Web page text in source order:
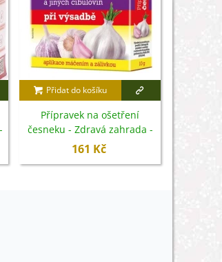
Přidat do košíku
Přípravek na ošetření
česneku - Zdravá zahrada -
10 g
161 Kč